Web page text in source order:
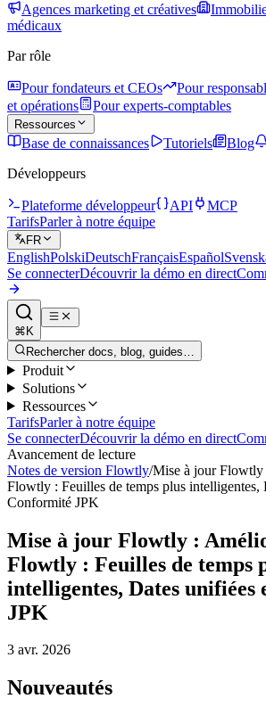
Agences marketing et créatives
médicaux
Par rôle
Pour fondateurs et CEOs Pour
et opérations
Pour experts-comptables
Ressources
Base de connaissances Tutoriels Blog
Développeurs
Plateforme développeur API
MCP
TarifsParler à notre équipe
FR
EnglishPolskiDeutschFrançaisEspañol
Se connecterDécouvrir la démo en direct
⌘K
Rechercher docs, blog, guides…
Produit
Solutions
Ressources
TarifsParler à notre équipe
Se connecterDécouvrir la démo en direct
Avancement de lecture
Notes de version Flowtly/Mise à jour
Flowtly : Feuilles de temps plus intelligentes,
Conformité JPK
Mise à jour Flowtly :
Flowtly : Feuilles de temps
intelligentes, Dates unifiées
JPK
3 avr. 2026
Nouveautés